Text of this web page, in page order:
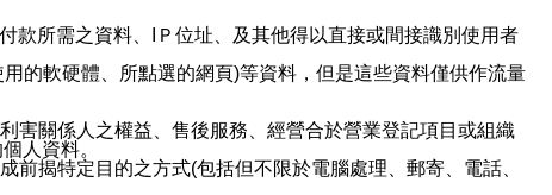
款所需之資料、IＰ位址、及其他得以直接或間接識別使用者
的軟硬體、所點選的網頁)等資料，但是這些資料僅供作流量
害關係人之權益、售後服務、經營合於營業登記項目或組織
人資料。
揭特定目的之方式(包括但不限於電腦處理、郵寄、電話、